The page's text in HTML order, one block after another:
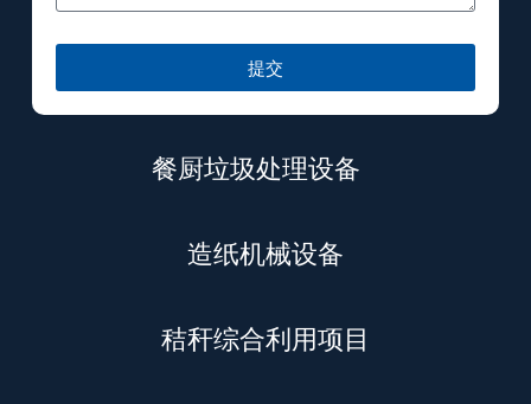
提交
餐厨垃圾处理设备
造纸机械设备
秸秆综合利用项目